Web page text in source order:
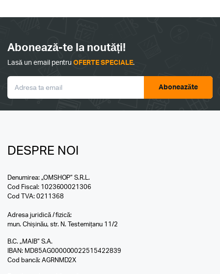
Abonează-te la noutăți!
Lasă un email pentruOFERTE SPECIALE.
Aboneazăte
DESPRE NOI
Denumirea: „OMSHOP” S.R.L.
Cod Fiscal: 1023600021306
Cod TVA: 0211368
Adresa juridică / fizică:
mun. Chișinău, str. N. Testemițanu 11/2
B.C. „MAIB” S.A.
IBAN: MD85AG000000022515422839
Cod bancă: AGRNMD2X